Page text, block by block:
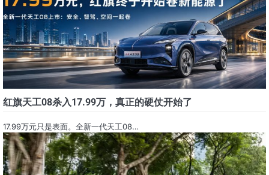
红旗天工08杀入17.99万，真正的硬仗开始了
17.99万元只是表面。全新一代天工08…